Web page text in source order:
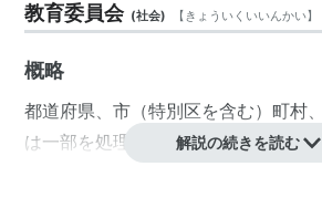
教育委員会 (社会) 【きょういくいいんかい】
概略
都道府県、市（特別区を含む）町村
は一部を処理する
地方公共団体の組合
解説の続きを読む